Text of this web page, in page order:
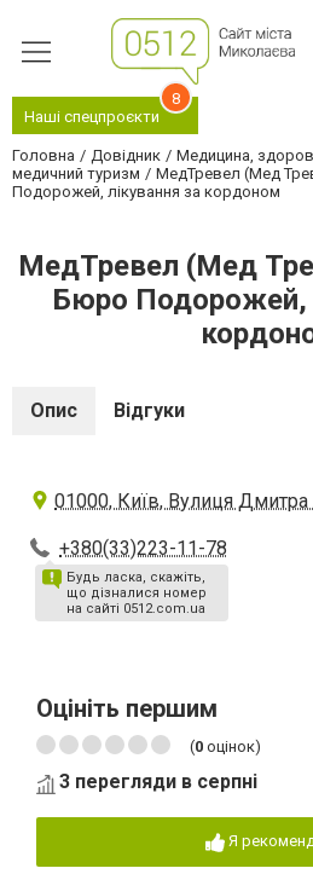
Наші спецпроєкти
8
Головна Довідник Медицина,
медичний туризм
МедТревел (Мед
Подорожей, лікування за кордоном
МедТревел (Мед
Бюро Подорожей,
Опис Відгуки
01000, Київ, Вулиця
+380(33)223-11-78
Будь ласка, скажіть,
що дізналися номер
на сайті 0512.com.ua
Оцініть першим
(0 оцінок)
3 перегляди в серпні
Я